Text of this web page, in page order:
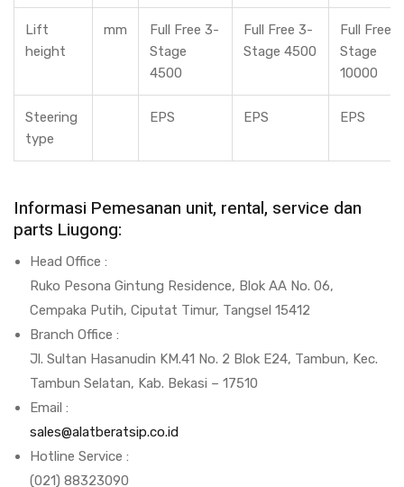
Lift
height
mm
Full Free 3-
Stage
4500
Full Free 3-
Stage 4500
Full Free
Stage
10000
Steering
type
EPS EPS EPS
Informasi Pemesanan unit, rental, service dan
parts Liugong:
Head Office :
Ruko Pesona Gintung Residence, Blok AA No. 06,
Cempaka Putih, Ciputat Timur, Tangsel 15412
Branch Office :
Jl. Sultan Hasanudin KM.41 No. 2 Blok E24, Tambun, Kec.
Tambun Selatan, Kab. Bekasi – 17510
Email :
sales@alatberatsip.co.id
Hotline Service :
(021) 88323090